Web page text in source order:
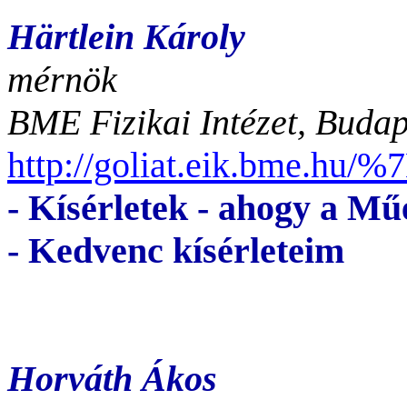
Härtlein Károly
mérnök
BME Fizikai Intézet,
http://goliat.eik.bme.hu/
- Kísérletek - ahogy a
- Kedvenc kísérleteim
Horváth Ákos